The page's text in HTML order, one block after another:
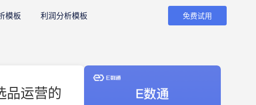
模板 利润分析模板 免费试用
品运营的